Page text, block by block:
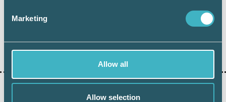
Marketing
Allow all
Allow selection
Dela: